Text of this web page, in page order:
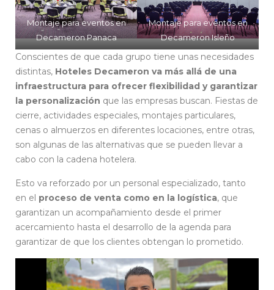
Montaje para eventos en
Decameron Panaca
Montaje para eventos en
Decameron Isleño
Conscientes de que cada grupo tiene unas necesidades
distintas, Hoteles Decameron va más allá de una
infraestructura para ofrecer flexibilidad y garantizar
la personalización que las empresas buscan. Fiestas de
cierre, actividades especiales, montajes particulares,
cenas o almuerzos en diferentes locaciones, entre otras,
son algunas de las alternativas que se pueden llevar a
cabo con la cadena hotelera.
Esto va reforzado por un personal especializado, tanto
en el proceso de venta como en la logística, que
garantizan un acompañamiento desde el primer
acercamiento hasta el desarrollo de la agenda para
garantizar de que los clientes obtengan lo prometido.